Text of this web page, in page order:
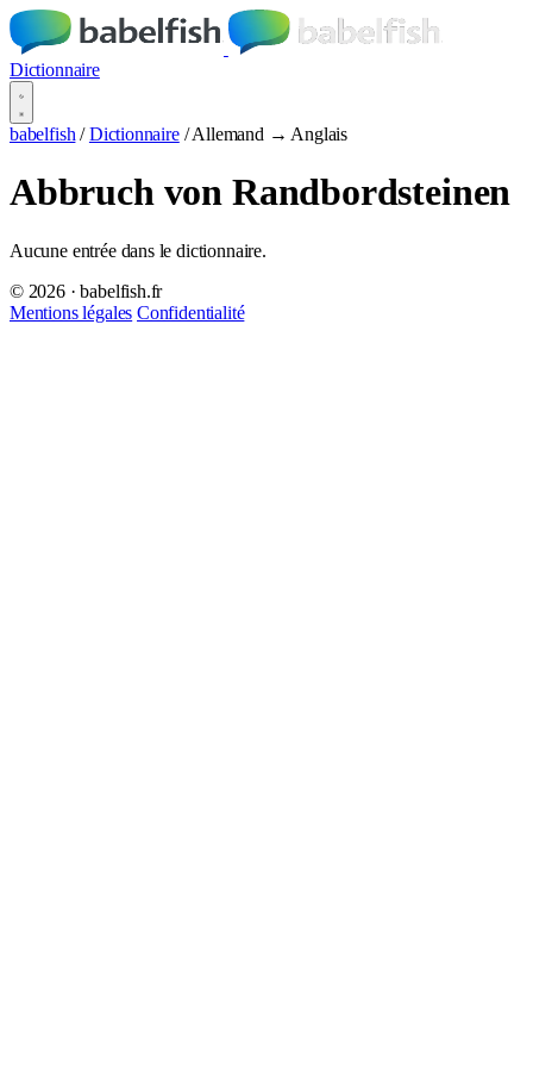
Dictionnaire
babelfish / Dictionnaire / Allemand → Anglais
Abbruch von Randbordsteinen
Aucune entrée dans le dictionnaire.
© 2026 · babelfish.fr
Mentions légales Confidentialité